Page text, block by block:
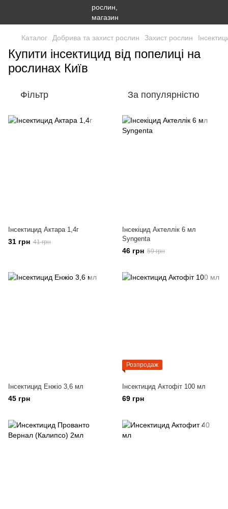
Каталог Добрива та захист рослин Захист рослин
Купити інсектицид від попелиці на
рослинах Київ
Фільтр За популярністю
Інсектицид Актара 1,4г
31 грн 41 грн
Інсекіцид Актеллік 6 мл
Syngenta
46 грн 59 грн
Інсектицид Енжіо 3,6 мл
45 грн
Розпродаж
Інсектицид Актофіт 100 мл
69 грн